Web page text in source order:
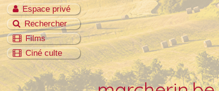
Espace privé
Rechercher
Films
Ciné culte